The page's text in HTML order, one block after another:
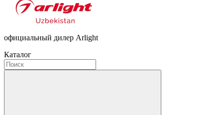
официальный дилер Arlight
Каталог